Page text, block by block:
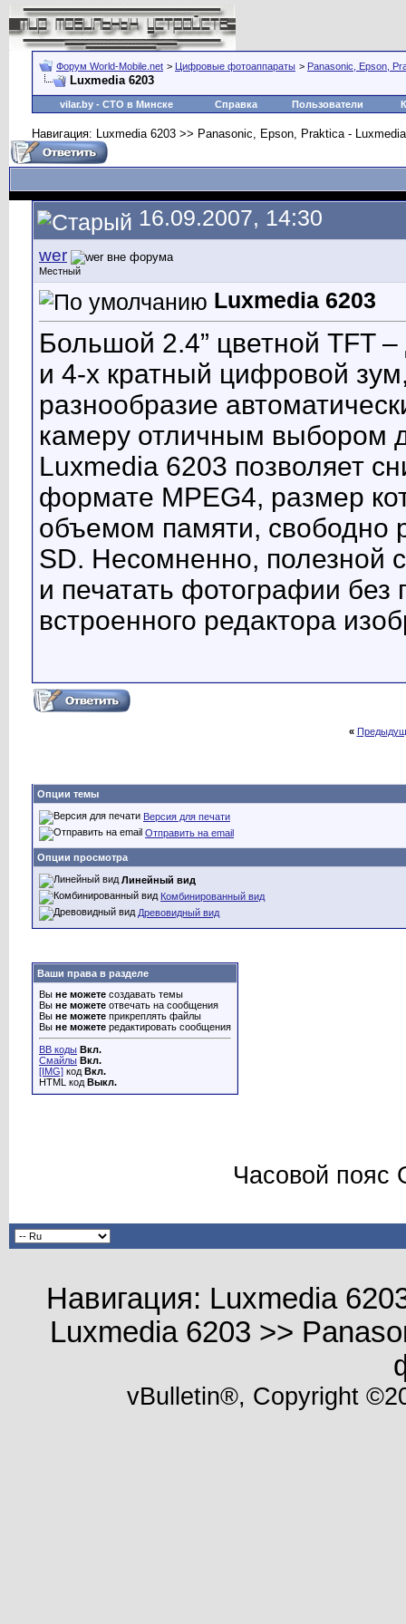
Форум World-Mobile.net > Цифровые фотоаппараты > Panasonic, Epson,
Luxmedia 6203
vilar.by - СТО в Минске Справка Пользователи
Навигация: Luxmedia 6203 >> Panasonic, Epson, Praktica -
16.09.2007, 14:30
wer
Местный
Luxmedia 6203
Большой 2.4” цветной TFT
и 4-x кратный цифровой
разнообразие
камеру отличным выбором
Luxmedia 6203 позволяет
формате MPEG4, размер
объемом памяти, свободно
SD. Несомненно, полезной
и печатать фотографии
встроенного редактора
«
Опции темы
Версия для печати
Отправить на email
Опции просмотра
Линейный вид
Комбинированный вид
Древовидный вид
Ваши права в разделе
Вы не можете создавать темы
Вы не можете отвечать на сообщения
Вы не можете прикреплять файлы
Вы не можете редактировать сообщения
BB коды Вкл.
Смайлы Вкл.
[IMG] код Вкл.
HTML код Выкл.
Часовой пояс
Навигация: Luxmedia
Luxmedia 6203 >>
vBulletin®, Copyright